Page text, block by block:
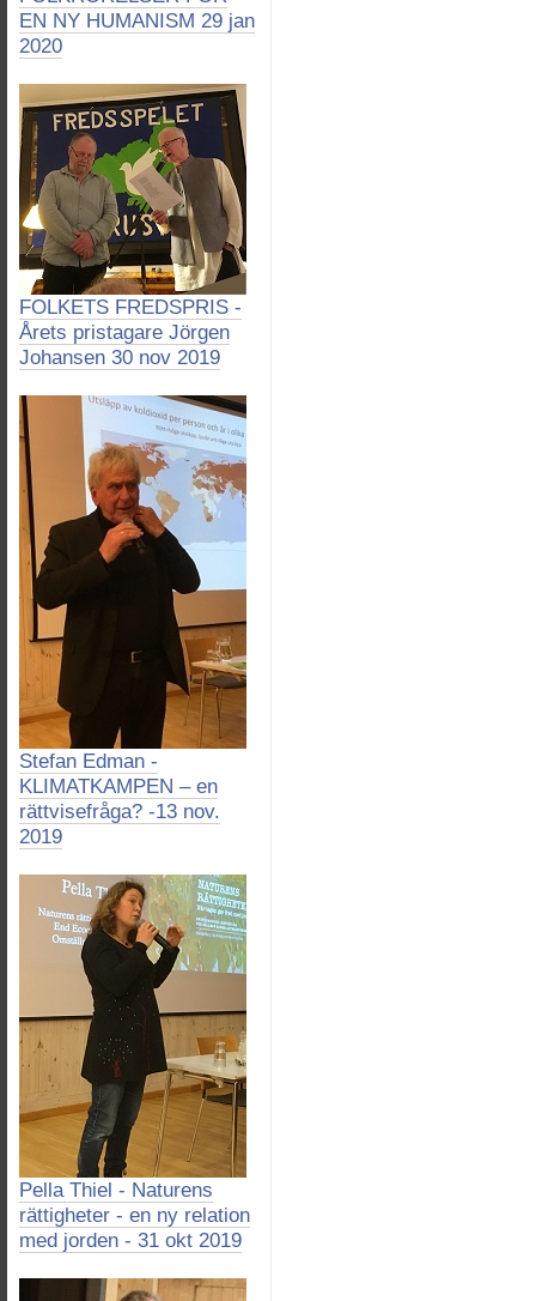
EN NY HUMANISM 29 jan
2020
FOLKETS FREDSPRIS -
Årets pristagare Jörgen
Johansen 30 nov 2019
Stefan Edman -
KLIMATKAMPEN – en
rättvisefråga? -13 nov.
2019
Pella Thiel - Naturens
rättigheter - en ny relation
med jorden - 31 okt 2019